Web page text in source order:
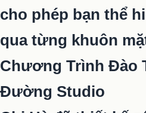
cho phép bạn thể
qua từng khuôn
Chương Trình Đào
Đường Studio